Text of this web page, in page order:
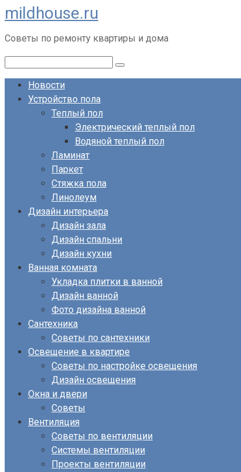
Перейти
к
контенту
mildhouse.ru
Советы по ремонту квартиры и дома
Новости
Устройство пола
Теплый пол
Электрический теплый пол
Водяной теплый пол
Ламинат
Паркет
Стяжка пола
Линолеум
Дизайн интерьера
Дизайн зала
Дизайн спальни
Дизайн кухни
Ванная комната
Укладка плитки в ванной
Дизайн ванной
Фото дизайна ванной
Сантехника
Советы по сантехники
Освещение в квартире
Советы по настройке освещения
Дизайн освещения
Окна и двери
Советы
Вентиляция
Советы по вентиляции
Системы вентиляции
Проекты вентиляции